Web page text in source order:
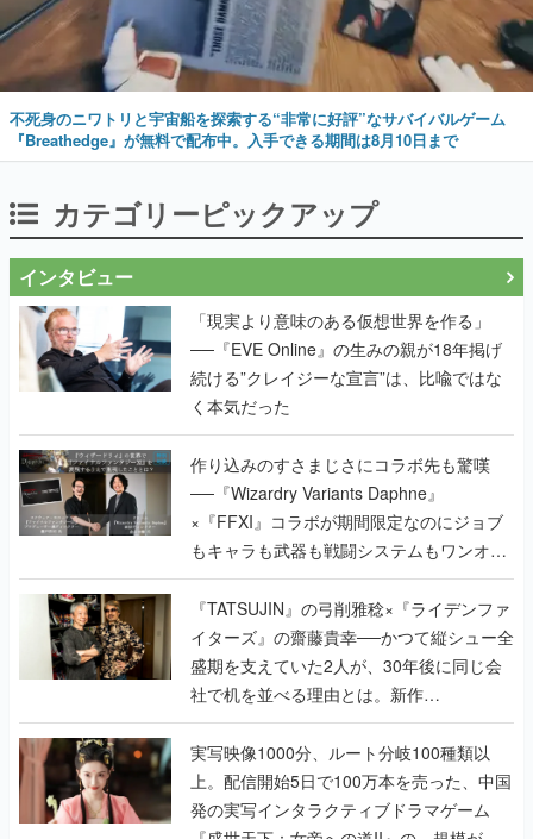
不死身のニワトリと宇宙船を探索する“非常に好評”なサバイバルゲーム
『Breathedge』が無料で配布中。入手できる期間は8月10日まで
カテゴリーピックアップ
インタビュー
「現実より意味のある仮想世界を作る」
──『EVE Online』の生みの親が18年掲げ
続ける”クレイジーな宣言”は、比喩ではな
く本気だった
作り込みのすさまじさにコラボ先も驚嘆
──『Wizardry Variants Daphne』
×『FFXI』コラボが期間限定なのにジョブ
もキャラも武器も戦闘システムもワンオフ
で作り込まれた理由を両ディレクターに聞
く
『TATSUJIN』の弓削雅稔×『ライデンファ
イターズ』の齋藤貴幸──かつて縦シュー全
盛期を支えていた2人が、30年後に同じ会
社で机を並べる理由とは。新作
『TATSUJIN EXTREME』で初タッグを組
んだレジェンド2人に訊く開発秘話
実写映像1000分、ルート分岐100種類以
上。配信開始5日で100万本を売った、中国
発の実写インタラクティブドラマゲーム